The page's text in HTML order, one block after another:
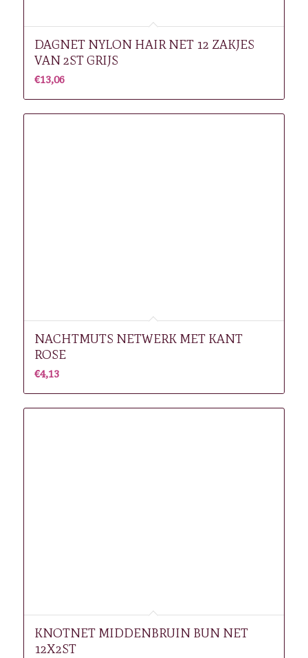
DAGNET NYLON HAIR NET 12 ZAKJES
VAN 2ST GRIJS
€13,06
NACHTMUTS NETWERK MET KANT
ROSE
€4,13
KNOTNET MIDDENBRUIN BUN NET
12X2ST